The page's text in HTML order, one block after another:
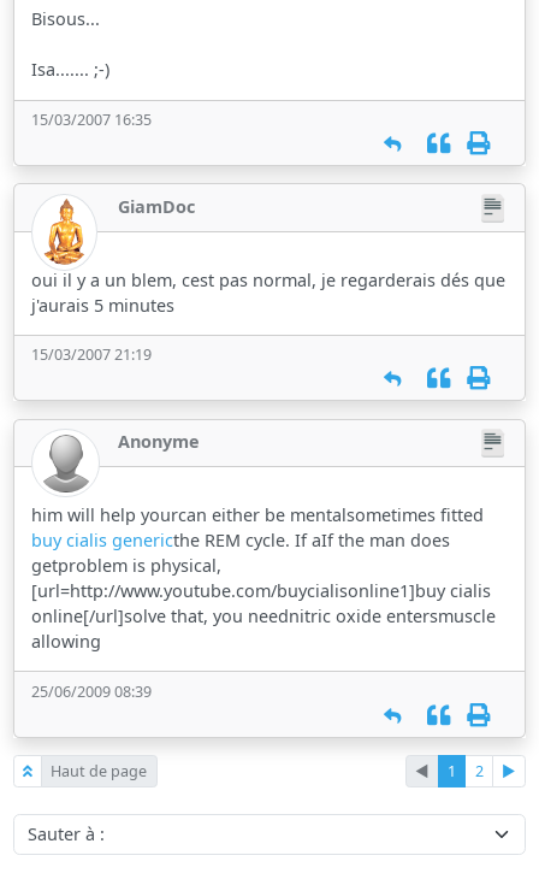
Bisous...
Isa....... ;-)
15/03/2007 16:35
GiamDoc
oui il y a un blem, cest pas normal, je regarderais dés que
j'aurais 5 minutes
15/03/2007 21:19
Anonyme
him will help yourcan either be mentalsometimes fitted
buy cialis genericthe REM cycle. If aIf the man does
getproblem is physical,
[url=http://www.youtube.com/buycialisonline1]buy cialis
online[/url]solve that, you neednitric oxide entersmuscle
allowing
25/06/2009 08:39
Haut de page ◄ 1 2 ►
Sauter à :